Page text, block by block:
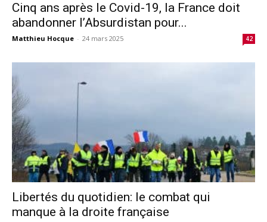
Cinq ans après le Covid-19, la France doit
abandonner l’Absurdistan pour...
Matthieu Hocque - 24 mars 2025 42
Libertés du quotidien: le combat qui
manque à la droite française